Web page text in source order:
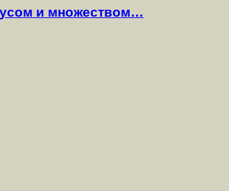
и множеством…